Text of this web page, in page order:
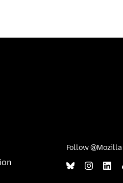
Follow @Mozilla